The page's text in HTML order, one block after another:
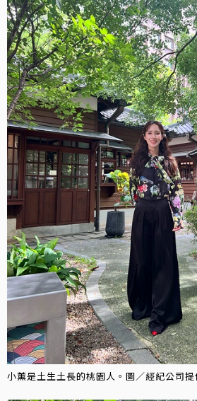
小薰是土生土長的桃園人。圖／經紀公司提